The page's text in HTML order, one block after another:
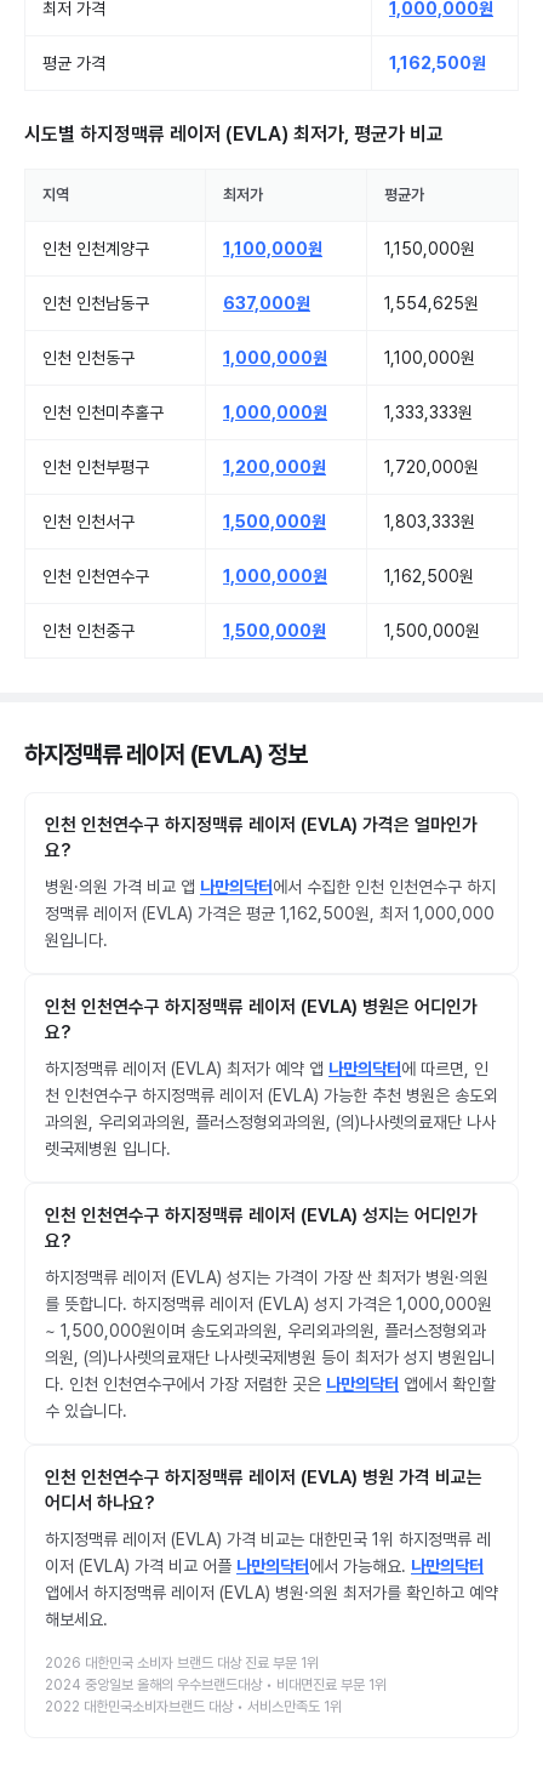
최저 가격 1,000,000원
평균 가격 1,162,500원
시도별 하지정맥류 레이저 (EVLA) 최저가, 평균가 비교
지역 최저가 평균가
인천 인천계양구 1,100,000원 1,150,000원
인천 인천남동구 637,000원 1,554,625원
인천 인천동구 1,000,000원 1,100,000원
인천 인천미추홀구 1,000,000원 1,333,333원
인천 인천부평구 1,200,000원 1,720,000원
인천 인천서구 1,500,000원 1,803,333원
인천 인천연수구 1,000,000원 1,162,500원
인천 인천중구 1,500,000원 1,500,000원
하지정맥류 레이저 (EVLA) 정보
인천 인천연수구 하지정맥류 레이저 (EVLA) 가격은 얼마인가
요?
병원·의원 가격 비교 앱 나만의닥터에서 수집한 인천 인천연수구 하지
정맥류 레이저 (EVLA) 가격은 평균 1,162,500원, 최저 1,000,000
원입니다.
인천 인천연수구 하지정맥류 레이저 (EVLA) 병원은 어디인가
요?
하지정맥류 레이저 (EVLA) 최저가 예약 앱 나만의닥터에 따르면, 인
천 인천연수구 하지정맥류 레이저 (EVLA) 가능한 추천 병원은 송도외
과의원, 우리외과의원, 플러스정형외과의원, (의)나사렛의료재단 나사
렛국제병원 입니다.
인천 인천연수구 하지정맥류 레이저 (EVLA) 성지는 어디인가
요?
하지정맥류 레이저 (EVLA) 성지는 가격이 가장 싼 최저가 병원·의원
를 뜻합니다. 하지정맥류 레이저 (EVLA) 성지 가격은 1,000,000원
~ 1,500,000원이며 송도외과의원, 우리외과의원, 플러스정형외과
의원, (의)나사렛의료재단 나사렛국제병원 등이 최저가 성지 병원입니
다. 인천 인천연수구에서 가장 저렴한 곳은 나만의닥터 앱에서 확인할
수 있습니다.
인천 인천연수구 하지정맥류 레이저 (EVLA) 병원 가격 비교는
어디서 하나요?
하지정맥류 레이저 (EVLA) 가격 비교는 대한민국 1위 하지정맥류 레
이저 (EVLA) 가격 비교 어플 나만의닥터에서 가능해요. 나만의닥터
앱에서 하지정맥류 레이저 (EVLA) 병원·의원 최저가를 확인하고 예약
해보세요.
2026 대한민국 소비자 브랜드 대상 진료 부문 1위
2024 중앙일보 올해의 우수브랜드대상 • 비대면진료 부문 1위
2022 대한민국소비자브랜드 대상 • 서비스만족도 1위